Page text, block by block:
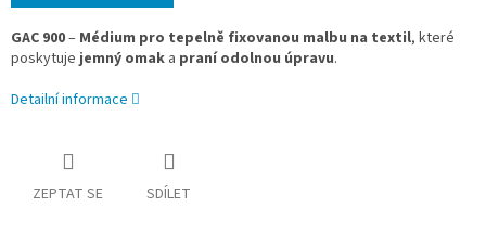
GAC 900– Médium pro tepelně fixovanou malbu na textil, které
poskytujejemný omak a praní odolnou úpravu.
Detailní informace
ZEPTAT SE SDÍLET